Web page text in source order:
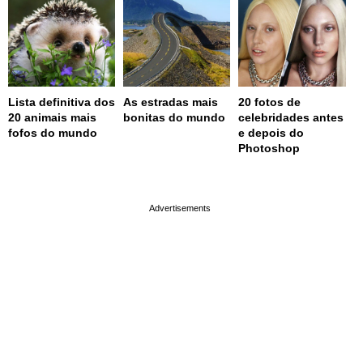
Lista definitiva dos
20 animais mais
fofos do mundo
As estradas mais
bonitas do mundo
20 fotos de
celebridades antes
e depois do
Photoshop